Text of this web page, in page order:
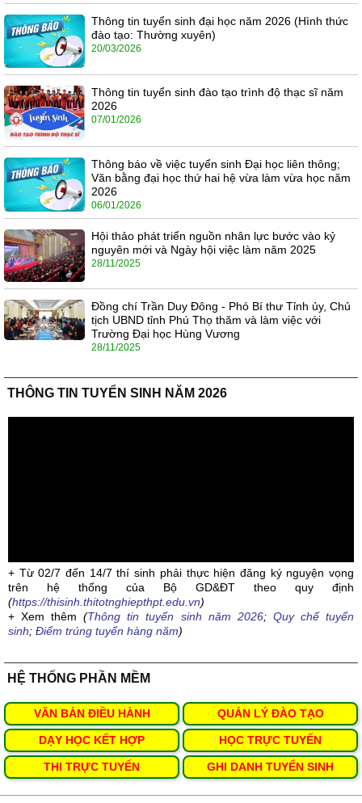
Thông tin tuyển sinh đại học năm 2026 (Hình thức
đào tạo: Thường xuyên)
20/03/2026
Thông tin tuyển sinh đào tạo trình độ thạc sĩ năm
2026
07/01/2026
Thông báo về việc tuyển sinh Đại học liên thông;
Văn bằng đại học thứ hai hệ vừa làm vừa học năm
2026
06/01/2026
Hội thảo phát triển nguồn nhân lực bước vào kỷ
nguyên mới và Ngày hội việc làm năm 2025
28/11/2025
Đồng chí Trần Duy Đông - Phó Bí thư Tỉnh ủy, Chủ
tịch UBND tỉnh Phú Thọ thăm và làm việc với
Trường Đại học Hùng Vương
28/11/2025
THÔNG TIN TUYỂN SINH NĂM 2026
+ Từ 02/7 đến 14/7 thí sinh phải thực hiện đăng ký nguyện vọng
trên hệ thống của Bộ GD&ĐT theo quy định
(https://thisinh.thitotnghiepthpt.edu.vn)
+ Xem thêm(Thông tin tuyển sinh năm 2026; Quy chế tuyển
sinh; Điểm trúng tuyển hàng năm)
HỆ THỐNG PHẦN MỀM
VĂN BẢN ĐIỀU HÀNH QUẢN LÝ ĐÀO TẠO
DẠY HỌC KẾT HỢP HỌC TRỰC TUYẾN
THI TRỰC TUYẾN GHI DANH TUYỂN SINH